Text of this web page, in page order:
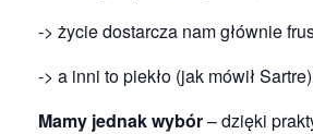
-> życie dostarcza nam głównie
-> a inni to piekło (jak mówił
Mamy jednak wybór– dzięki